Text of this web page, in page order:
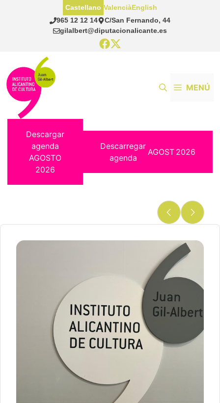
965 12 12 14
C/San Fernando, 44
gilalbert@diputacionalicante.es
Castellano ValenciàEnglish
MENÚ
Descargar
agenda
AGOSTO
2026
Descarregar
agenda
AGOST 2026